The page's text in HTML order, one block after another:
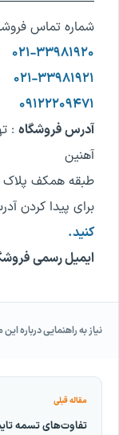
شماره تماس
۰۲۱-۳۳۹۸۱۹۲۰
۰۲۱-۳۳۹۸۱۹۲۱
۰۹۱۲۲۲۰۹۴۷۱
آدرس فروشگاه :
آهنین
طبقه همکف پلاک ۳۱۲
برای پیدا کردن
کنید.
ایمیل رسمی
نیاز به راهنمایی درباره این
مقاله قبلی
تفاوت‌های تسمه